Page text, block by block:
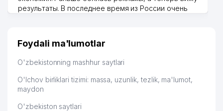
51
TOPSTAR TOUR XUSUSIY
564 м
52
TIBBIYOT BIRLASHMASI
53 RAYXON-94 MChJ
54
TOSHKENT SHAHRI OITSGA QARSHI
результаты. В последнее время из России очень
дальше развиваюсь потихоньку😊
Hamida 03.08.2026 12:45:39
Foydali ma'lumotlar
O'zbekistonning mashhur saytlari
O'lchov birliklari tizimi: massa, uzunlik, tezlik, ma'lumot,
maydon
O'zbekiston saytlari